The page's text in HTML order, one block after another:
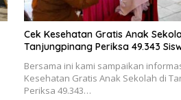
Cek Kesehatan Gratis Anak
Tanjungpinang Periksa 49.343
Bersama ini kami sampaikan
Kesehatan Gratis Anak Sekolah di
Periksa 49.343…